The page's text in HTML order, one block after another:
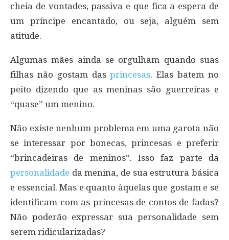
cheia de vontades, passiva e que fica a espera de
um príncipe encantado, ou seja, alguém sem
atitude.
Algumas mães ainda se orgulham quando suas
filhas não gostam dasprincesas. Elas batem no
peito dizendo que as meninas são guerreiras e
“quase” um menino.
Não existe nenhum problema em uma garota não
se interessar por bonecas, princesas e preferir
“brincadeiras de meninos”. Isso faz parte da
personalidade da menina, de sua estrutura básica
e essencial. Mas e quanto àquelas que gostam e se
identificam com as princesas de contos de fadas?
Não poderão expressar sua personalidade sem
serem ridicularizadas?